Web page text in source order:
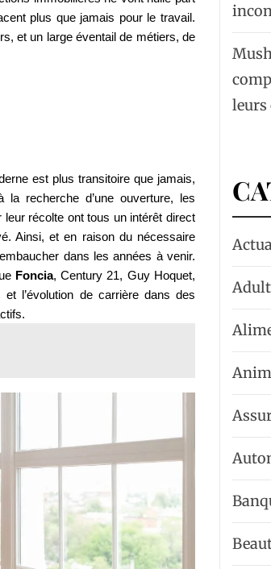
plus que jamais pour le travail.
et un large éventail de métiers, de
est plus transitoire que jamais,
recherche d’une ouverture, les
leur récolte ont tous un intérêt direct
Ainsi, et en raison du nécessaire
dans les années à venir.
Foncia, Century 21, Guy Hoquet,
l’évolution de carrière dans des
leurs